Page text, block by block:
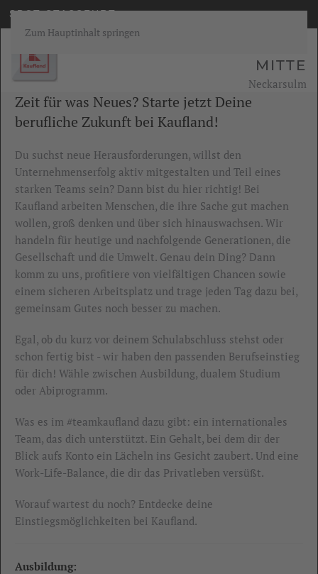
Zum Hauptinhalt springen
SBOT STASSFURT
MITTE
Neckarsulm
Zeit für was Neues? Starte jetzt Deine
berufliche Zukunft bei Kaufland!
Du suchst neue Herausforderungen, willst den
Unternehmenserfolg aktiv mitgestalten und Teil eines
starken Teams sein? Dann bist du hier richtig! Bei
Kaufland arbeiten Menschen, die ihre Sache gut machen
wollen, groß denken und über sich hinauswachsen. Wir
handeln für heutige und nachfolgende Generationen, die
Gesellschaft und die Umwelt. Genau dein Ding? Dann
komm zu uns, profitiere von vielfältigen Chancen sowie
einem sicheren Arbeitsplatz und trage jeden Tag dazu bei,
gemeinsam Gutes noch besser zu machen.
Egal, ob du kurz vor deinem Schulabschluss stehst oder
schon fertig bist - wir haben den passenden Berufseinstieg
für dich! Wähle zwischen Ausbildung, dualem Studium
oder Abiprogramm.
Was es im #teamkaufland dazu gibt: ein internationales
Team, das dich unterstützt. Ein Gehalt, bei dem dir der
Blick aufs Konto ein Lächeln ins Gesicht zaubert. Und eine
Work-Life-Balance, die dir das Privatleben versüßt.
Worauf wartest du noch? Entdecke deine
Einstiegsmöglichkeiten bei Kaufland.
Ausbildung: